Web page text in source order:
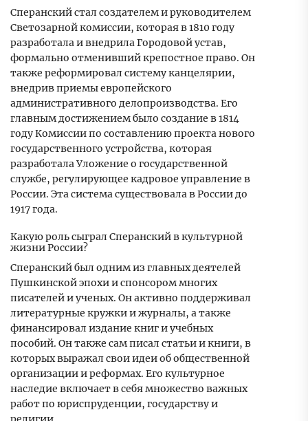
Сперанский стал создателем и руководителем
Светозарной комиссии, которая в 1810 году
разработала и внедрила Городовой устав,
формально отменивший крепостное право. Он
также реформировал систему канцелярии,
внедрив приемы европейского
административного делопроизводства. Его
главным достижением было создание в 1814
году Комиссии по составлению проекта нового
государственного устройства, которая
разработала Уложение о государственной
службе, регулирующее кадровое управление в
России. Эта система существовала в России до
1917 года.
Какую роль сыграл Сперанский в культурной
жизни России?
Сперанский был одним из главных деятелей
Пушкинской эпохи и спонсором многих
писателей и ученых. Он активно поддерживал
литературные кружки и журналы, а также
финансировал издание книг и учебных
пособий. Он также сам писал статьи и книги, в
которых выражал свои идеи об общественной
организации и реформах. Его культурное
наследие включает в себя множество важных
работ по юриспруденции, государству и